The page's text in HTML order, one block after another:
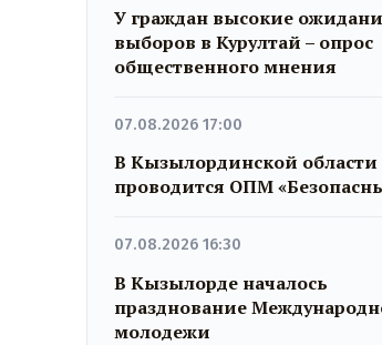
У граждан высокие
выборов в Курултай – опрос
общественного мнения
07.08.2026 17:00
В Кызылординской области
проводится ОПМ
07.08.2026 16:30
В Кызылорде началось
празднование
молодежи